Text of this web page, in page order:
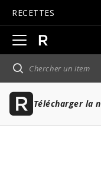
RECETTES
Ouvrir
la
navigation
principale
Télécharger la